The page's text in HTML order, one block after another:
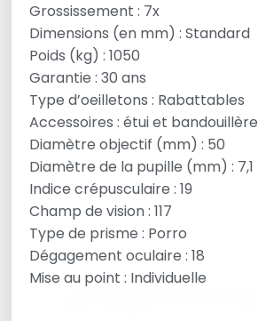
Grossissement : 7x
Dimensions (en mm) : Standard
Poids (kg) : 1050
Garantie : 30 ans
Type d’oeilletons : Rabattables
Accessoires : étui et bandouillère
Diamètre objectif (mm) : 50
Diamètre de la pupille (mm) : 7,1
Indice crépusculaire : 19
Champ de vision : 117
Type de prisme : Porro
Dégagement oculaire : 18
Mise au point : Individuelle